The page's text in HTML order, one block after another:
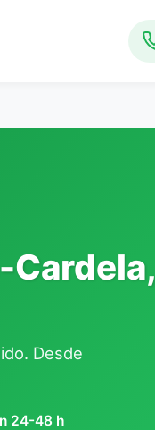
Desde
24-48 h